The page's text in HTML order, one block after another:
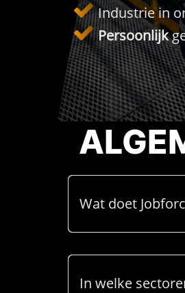
Industrie in
Persoonlijk
Wat doet
In welke